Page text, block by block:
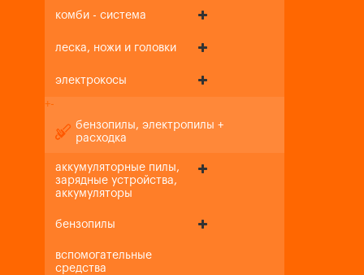
комби - система
леска, ножи и головки
электрокосы
+-
бензопилы, электропилы +
расходка
аккумуляторные пилы,
зарядные устройства,
аккумуляторы
бензопилы
вспомогательные
средства